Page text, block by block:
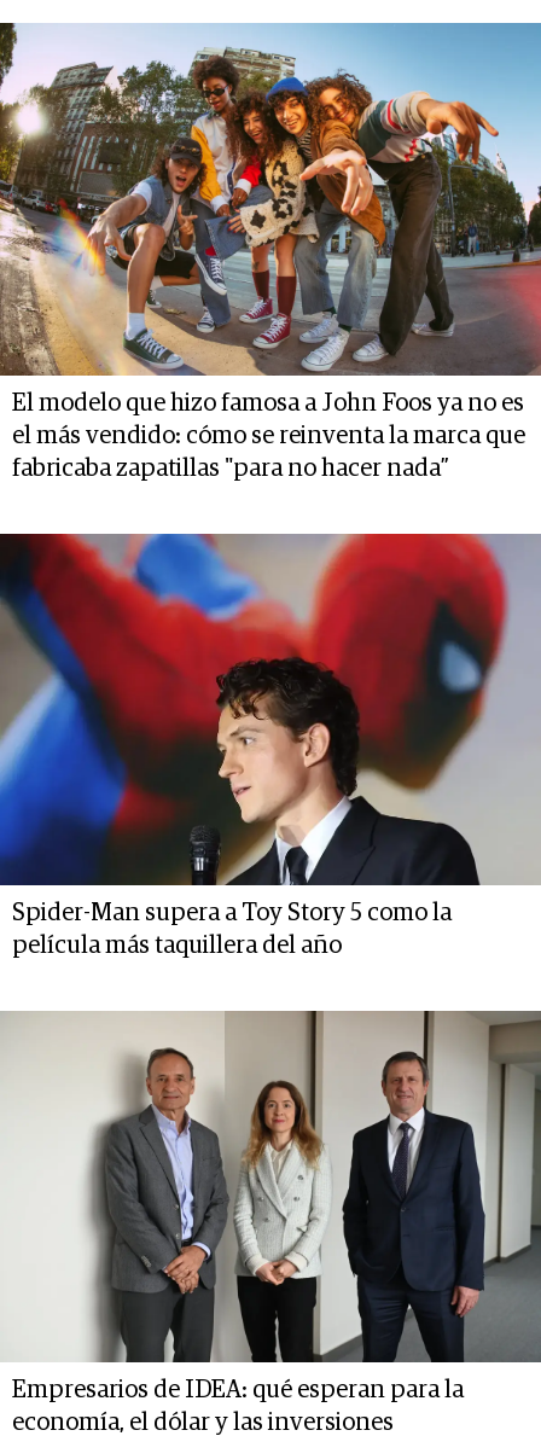
El modelo que hizo famosa a John Foos ya no es
el más vendido: cómo se reinventa la marca que
fabricaba zapatillas "para no hacer nada”
Spider-Man supera a Toy Story 5 como la
película más taquillera del año
Empresarios de IDEA: qué esperan para la
economía, el dólar y las inversiones